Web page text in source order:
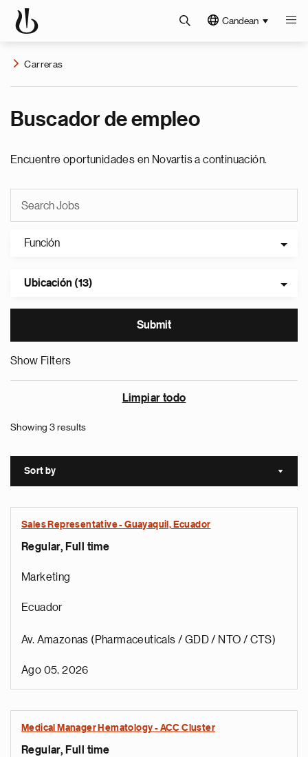
Candean
Carreras
Buscador de empleo
Encuentre oportunidades en Novartis a continuación.
Función
Ubicación (13)
Show Filters
Limpiar todo
Showing 3 results
Sort by Sort
Sales Representative - Guayaquil, Ecuador
Regular, Full time
Marketing
Ecuador
Av. Amazonas (Pharmaceuticals / GDD / NTO / CTS)
Ago 05, 2026
Medical Manager Hematology - ACC Cluster
Regular, Full time